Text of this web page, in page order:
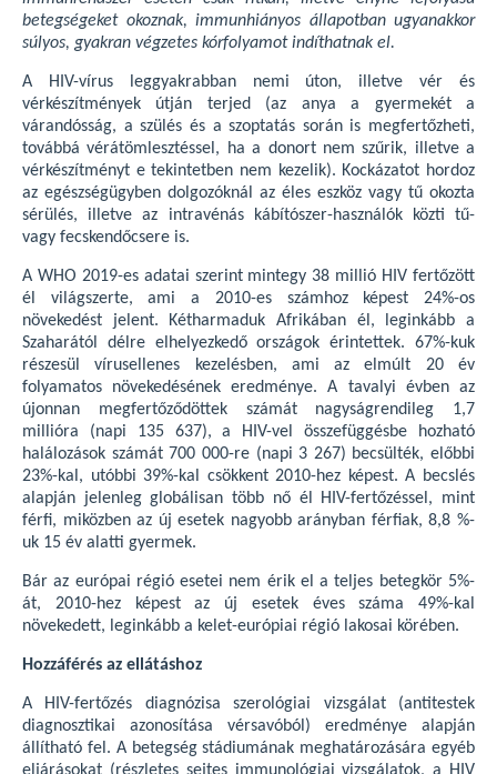
betegségeket okoznak, immunhiányos állapotban ugyanakkor
súlyos, gyakran végzetes kórfolyamot indíthatnak el.
A HIV-vírus leggyakrabban nemi úton, illetve vér és
vérkészítmények útján terjed (az anya a gyermekét a
várandósság, a szülés és a szoptatás során is megfertőzheti,
továbbá vérátömlesztéssel, ha a donort nem szűrik, illetve a
vérkészítményt e tekintetben nem kezelik). Kockázatot hordoz
az egészségügyben dolgozóknál az éles eszköz vagy tű okozta
sérülés, illetve az intravénás kábítószer-használók közti tű-
vagy fecskendőcsere is.
A WHO 2019-es adatai szerint mintegy 38 millió HIV fertőzött
él világszerte, ami a 2010-es számhoz képest 24%-os
növekedést jelent. Kétharmaduk Afrikában él, leginkább a
Szaharától délre elhelyezkedő országok érintettek. 67%-kuk
részesül vírusellenes kezelésben, ami az elmúlt 20 év
folyamatos növekedésének eredménye. A tavalyi évben az
újonnan megfertőződöttek számát nagyságrendileg 1,7
millióra (napi 135 637), a HIV-vel összefüggésbe hozható
halálozások számát 700 000-re (napi 3 267) becsülték, előbbi
23%-kal, utóbbi 39%-kal csökkent 2010-hez képest. A becslés
alapján jelenleg globálisan több nő él HIV-fertőzéssel, mint
férfi, miközben az új esetek nagyobb arányban férfiak, 8,8 %-
uk 15 év alatti gyermek.
Bár az európai régió esetei nem érik el a teljes betegkör 5%-
át, 2010-hez képest az új esetek éves száma 49%-kal
növekedett, leginkább a kelet-európiai régió lakosai körében.
Hozzáférés az ellátáshoz
A HIV-fertőzés diagnózisa szerológiai vizsgálat (antitestek
diagnosztikai azonosítása vérsavóból) eredménye alapján
állítható fel. A betegség stádiumának meghatározására egyéb